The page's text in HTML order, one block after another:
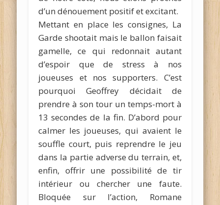
d’un dénouement positif et excitant.
Mettant en place les consignes, La
Garde shootait mais le ballon faisait
gamelle, ce qui redonnait autant
d’espoir que de stress à nos
joueuses et nos supporters. C’est
pourquoi Geoffrey décidait de
prendre à son tour un temps-mort à
13 secondes de la fin. D’abord pour
calmer les joueuses, qui avaient le
souffle court, puis reprendre le jeu
dans la partie adverse du terrain, et,
enfin, offrir une possibilité de tir
intérieur ou chercher une faute.
Bloquée sur l’action, Romane